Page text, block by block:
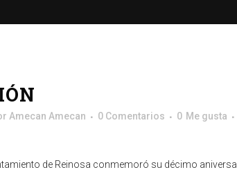
Amecan Amecan 0 Comentarios 0 Me gusta
de Reinosa conmemoró su décimo